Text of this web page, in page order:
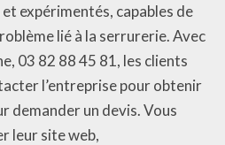
expérimentés, capables de
lié à la serrurerie. Avec
03 82 88 45 81, les clients
l’entreprise pour obtenir
demander un devis. Vous
leur site web,